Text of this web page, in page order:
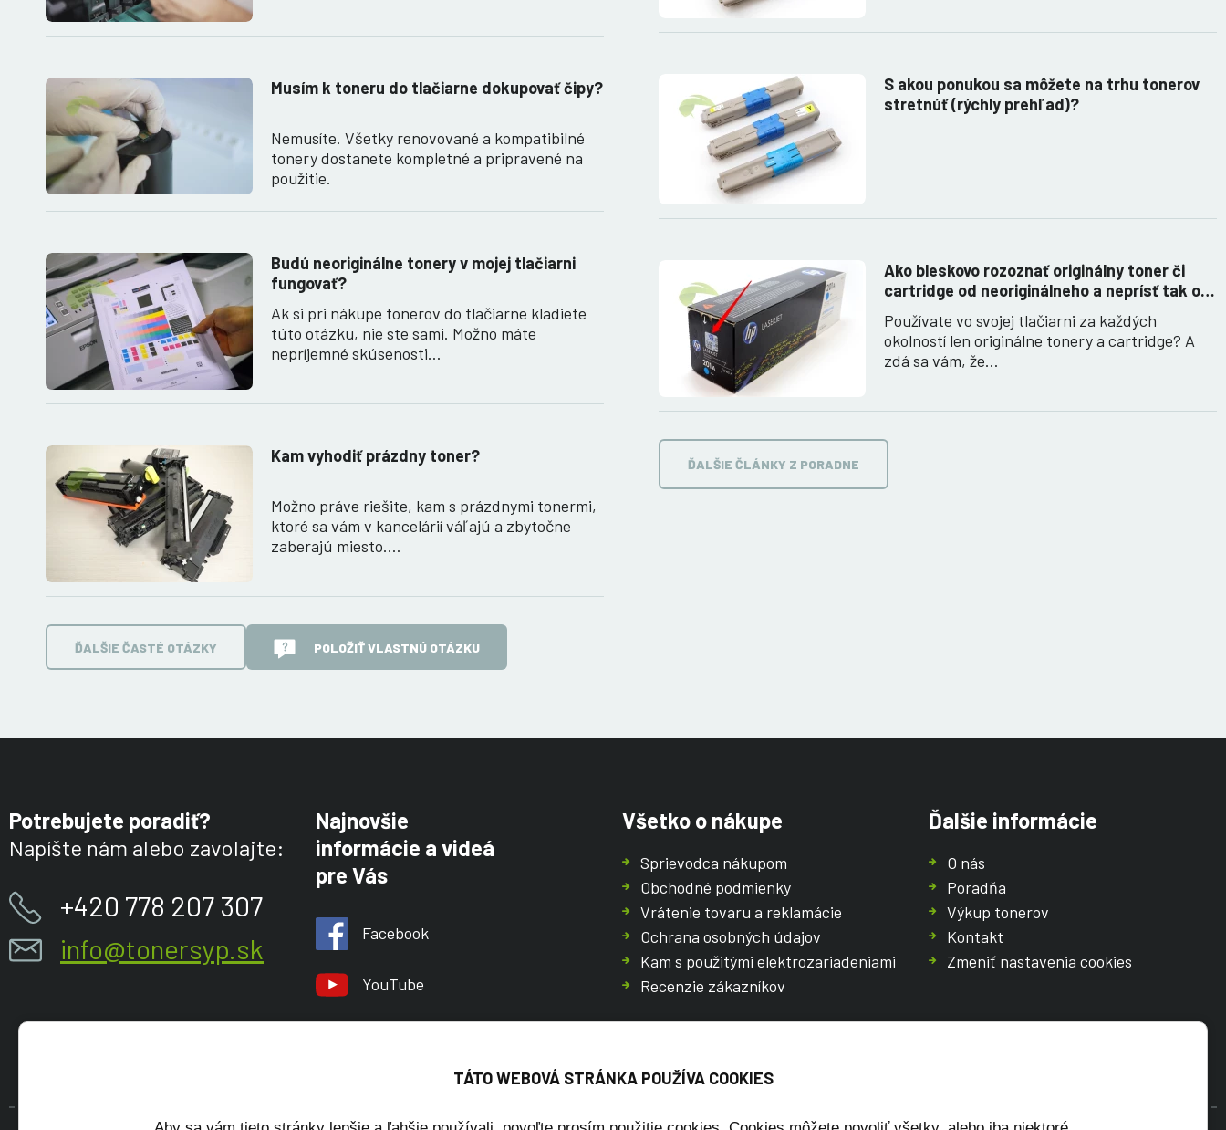
Musím k toneru do tlačiarne dokupovať čipy?
Nemusíte. Všetky renovované a kompatibilné
tonery dostanete kompletné a pripravené na
použitie.
Budú neoriginálne tonery v mojej tlačiarni
fungovať?
Ak si pri nákupe tonerov do tlačiarne kladiete
túto otázku, nie ste sami. Možno máte
nepríjemné skúsenosti…
Kam vyhodiť prázdny toner?
Možno práve riešite, kam s prázdnymi tonermi,
ktoré sa vám v kancelárií váľajú a zbytočne
zaberajú miesto.…
ĎALŠIE ČASTÉ OTÁZKY POLOŽIŤ VLASTNÚ OTÁZKU
S akou ponukou sa môžete na trhu tonerov
stretnúť (rýchly prehľad)?
Ako bleskovo rozoznať originálny toner či
cartridge od neoriginálneho a neprísť tak o
peniaze
Používate vo svojej tlačiarni za každých
okolností len originálne tonery a cartridge? A
zdá sa vám, že…
ĎALŠIE ČLÁNKY Z PORADNE
Potrebujete poradiť?
Napíšte nám alebo zavolajte:
+420 778 207 307
info@tonersyp.sk
Najnovšie
informácie a videá
pre Vás
Facebook
YouTube
Všetko o nákupe
Sprievodca nákupom
Obchodné podmienky
Vrátenie tovaru a reklamácie
Ochrana osobných údajov
Kam s použitými elektrozariadeniami
Recenzie zákazníkov
Ďalšie informácie
O nás
Poradňa
Výkup tonerov
Kontakt
Zmeniť nastavenia cookies
TÁTO WEBOVÁ STRÁNKA POUŽÍVA COOKIES